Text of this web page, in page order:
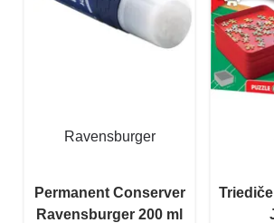
Ravensburger
Permanent Conserver
Ravensburger 200 ml